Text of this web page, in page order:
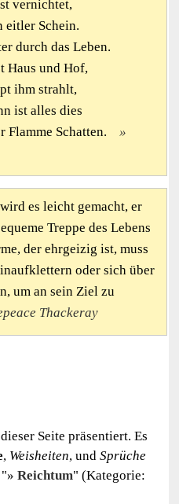
vernichtet,
eitler Schein.
durch das Leben.
Haus und Hof,
ihm strahlt,
ist alles dies
Flamme Schatten.
es leicht gemacht, er
Treppe des Lebens
der ehrgeizig ist, muss
oder sich über
um an sein Ziel zu
Thackeray
Seite präsentiert. Es
, Weisheiten, undSprüche
" Reichtum" (Kategorie: